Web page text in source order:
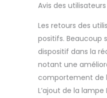
Avis des utilisateurs
Les retours des
positifs. Beaucoup
dispositif dans la
notant une
comportement de
L’ajout de la